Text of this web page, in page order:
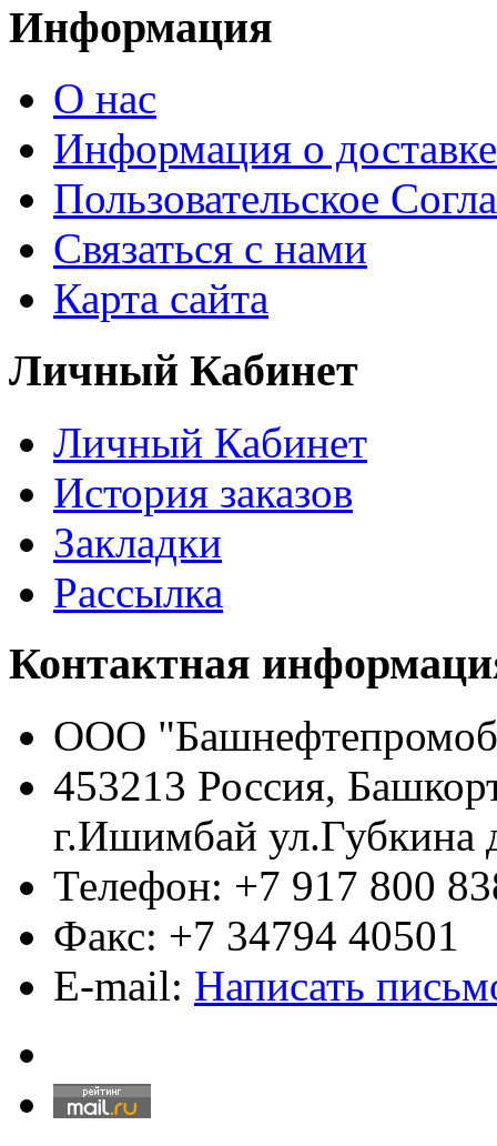
Информация
О нас
Информация о доставке
Пользовательское
Связаться с нами
Карта сайта
Личный Кабинет
Личный Кабинет
История заказов
Закладки
Рассылка
Контактная
ООО
453213 Россия,
г.Ишимбай ул.Губкина
Телефон: +7 917 800
Факс: +7 34794 40501
E-mail: Написать